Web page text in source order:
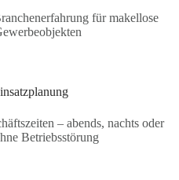
für makellose
– abends, nachts oder
Betriebsstörung